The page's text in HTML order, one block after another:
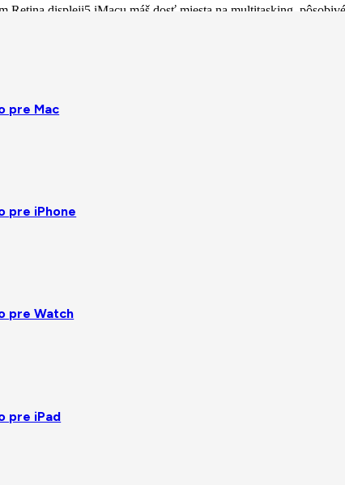
pre Mac
pre iPhone
pre Watch
pre iPad
Retina displeji5 iMacu máš dosť miesta na multitasking,
vďaka širokému farebnému rozsahu P3
ťa pri videohovoroch neustále udržuje uprostred obrazu, aj
priestor – ty pritom zostávaš na obrazovke ďalej.
skvelých aplikácií, ponúka úžasné funkcie na prácu aj
Word, Excel, Outlook alebo Slack,